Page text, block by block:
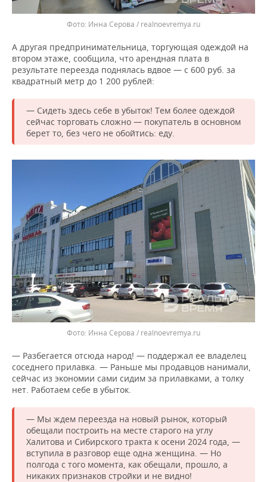
Инна Серова / realnoevremya.ru
А другая предпринимательница, торгующая одеждой на
втором этаже, сообщила, что арендная плата в
результате переезда поднялась вдвое — с 600 руб. за
квадратный метр до 1 200 рублей:
— Сидеть здесь себе в убыток! Тем более одеждой
сейчас торговать сложно — покупатель в основном
берет то, без чего не обойтись: еду.
Инна Серова / realnoevremya.ru
— Разбегается отсюда народ! — поддержал ее владелец
соседнего прилавка. — Раньше мы продавцов нанимали,
сейчас из экономии сами сидим за прилавками, а толку
нет. Работаем себе в убыток.
— Мы ждем переезда на новый рынок, который
обещали построить на месте старого на углу
Халитова и Сибирского тракта к осени 2024 года, —
вступила в разговор еще одна женщина. — Но
полгода с того момента, как обещали, прошло, а
никаких признаков стройки и не видно!